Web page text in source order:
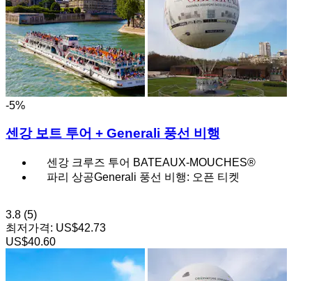
-5%
센강 보트 투어 + Generali 풍선 비행
센강 크루즈 투어 BATEAUX-MOUCHES®
파리 상공Generali 풍선 비행: 오픈 티켓
3.8 (5)
최저가격: US$42.73
US$40.60